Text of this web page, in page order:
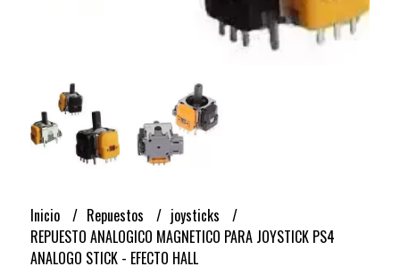
Inicio Repuestos
joysticks
REPUESTO ANALOGICO MAGNETICO PARA JOYSTICK PS4
ANALOGO STICK - EFECTO HALL